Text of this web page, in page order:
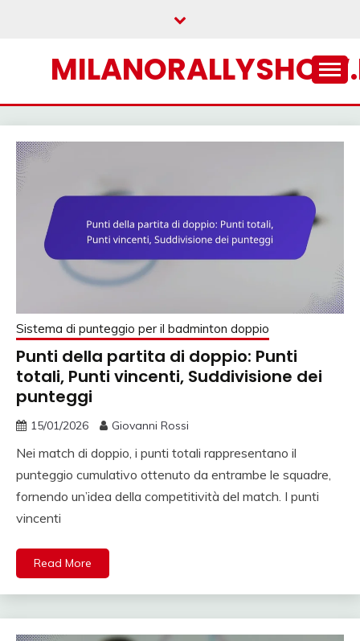
Sistema di punteggio per il badminton doppio
Punti della partita di doppio: Punti
totali, Punti vincenti, Suddivisione dei
punteggi
15/01/2026 Giovanni Rossi
Nei match di doppio, i punti totali rappresentano il
punteggio cumulativo ottenuto da entrambe le squadre,
fornendo un’idea della competitività del match. I punti
vincenti
Read More